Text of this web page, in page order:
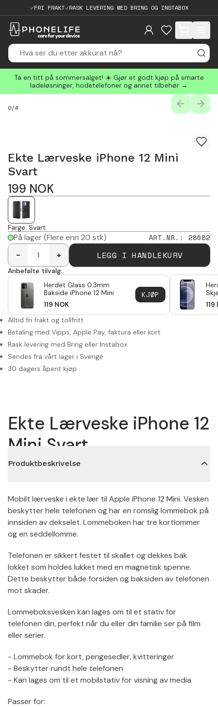
FRI FRAKT RASK LEVERING MED BRING OG INSTABOX
items in cart,
Ta en titt på sommersalget! ☀️ Gjør et godt kjøp på smarte
ladeløsninger, hodetelefoner og annet tilbehør →
0/4
Ekte Lærveske iPhone 12 Mini
Svart
199 NOK
Farge: Svart
På lager(Flere enn 20 stk) ART.NR. : 28682
-
+ LEGG I HANDLEKURV
Anbefalte tilvalg:
Herdet Glass 0.3mm
Bakside iPhone 12 Mini
119 NOK
KJØP
12
119
Alltid fri frakt og tollfritt
Betaling med Vipps, Apple Pay, faktura eller kort
Rask levering med Bring eller Instabox
Sendes fra vårt lager i Sverige
30 dagers åpent kjøp
Ekte Lærveske iPhone 12
Mini Svart
Produktbeskrivelse
Mobilt lærveske i ekte lær til Apple iPhone 12 Mini. Vesken
beskytter hele telefonen og har en romslig lommebok på
innsiden av dekselet. Lommeboken har tre kortlommer
og en seddellomme.
Telefonen er sikkert festet til skallet og dekkes bak
lokket som holdes lukket med en magnetisk spenne.
Dette beskytter både forsiden og baksiden av telefonen
mot skader.
Lommeboksvesken kan lages om til et stativ for
telefonen din, perfekt når du eller din familie ser på film
eller serier.
- Lommebok for kort, pengesedler, kvitteringer
- Beskytter rundt hele telefonen
- Kan lages om til et mobilstativ for visning av media
Passer for: